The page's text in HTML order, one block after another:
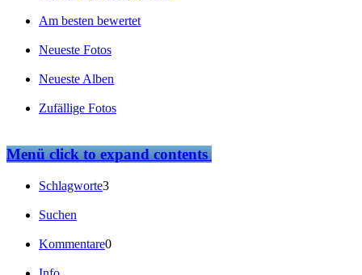
Am besten bewertet
Neueste Fotos
Neueste Alben
Zufällige Fotos
Menüclick to expand contents
Schlagworte3
Suchen
Kommentare0